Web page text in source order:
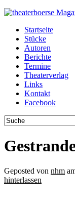
Startseite
Stücke
Autoren
Berichte
Termine
Theaterverlag
Links
Kontakt
Facebook
Geposted von nhm
hinterlassen